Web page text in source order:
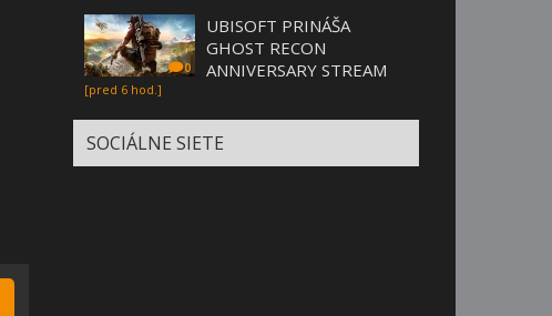
0
UBISOFT PRINÁŠA
GHOST RECON
ANNIVERSARY STREAM
[pred 6 hod.]
SOCIÁLNE SIETE